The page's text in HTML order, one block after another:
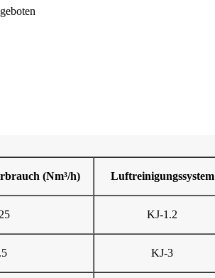
(Nm³/h) Luftreinigungssystem
KJ-1.2
KJ-3